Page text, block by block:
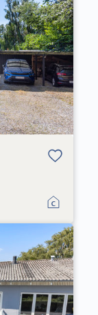
Bolig er gemt
under dine